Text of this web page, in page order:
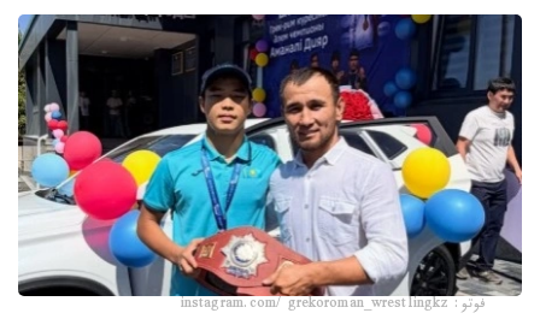
فوتو: instagram.com/ grekoroman_wrestlingkz